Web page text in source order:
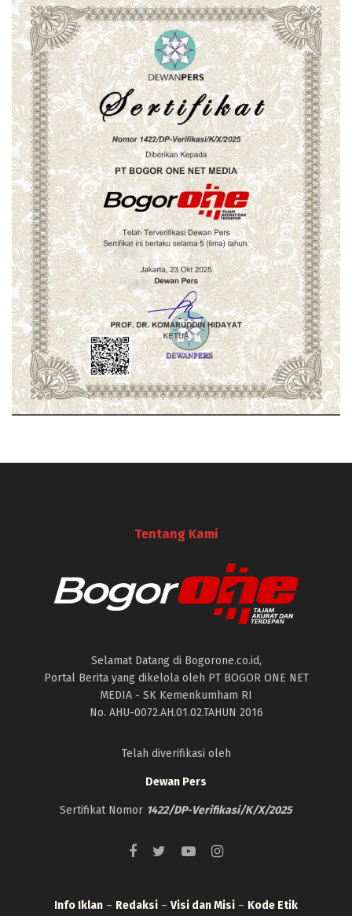
Tentang Kami
Selamat Datang di Bogorone.co.id,
Portal Berita yang dikelola oleh PT BOGOR ONE NET
MEDIA - SK Kemenkumham RI
No. AHU-0072.AH.01.02.TAHUN 2016
Telah diverifikasi oleh
Dewan Pers
Sertifikat Nomor 1422/DP-Verifikasi/K/X/2025
Info Iklan – Redaksi – Visi dan Misi – Kode Etik